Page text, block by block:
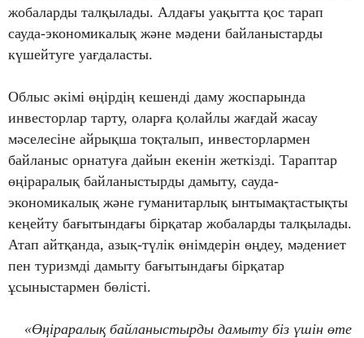
жобаларды талқылады. Алдағы уақытта қос тарап
сауда-экономикалық және мәдени байланыстарды
күшейтуге уағдаласты.
Облыс әкімі өңірдің кешенді даму жоспарында
инвесторлар тарту, оларға қолайлы жағдай жасау
мәселесіне айрықша тоқталып, инвесторлармен
байланыс орнатуға дайын екенін жеткізді. Тараптар
өңіраралық байланыстырды дамыту, сауда-
экономикалық және гуманитарлық ынтымақтастықты
кеңейту бағытындағы бірқатар жобаларды талқылады.
Атап айтқанда, азық-түлік өнімдерін өңдеу, мәдениет
пен туризмді дамыту бағытындағы бірқатар
ұсыныстармен бөлісті.
«Өңіраралық байланыстырды дамыту біз үшін өте